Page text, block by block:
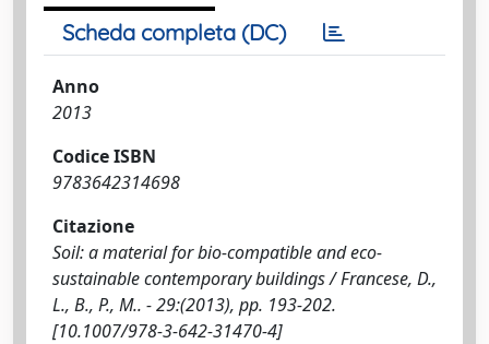
Scheda completa (DC)
Anno
2013
Codice ISBN
9783642314698
Citazione
Soil: a material for bio-compatible and eco-
sustainable contemporary buildings / Francese, D.,
L., B., P., M.. - 29:(2013), pp. 193-202.
[10.1007/978-3-642-31470-4]